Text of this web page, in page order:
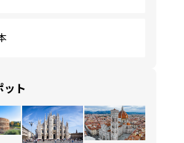
ット